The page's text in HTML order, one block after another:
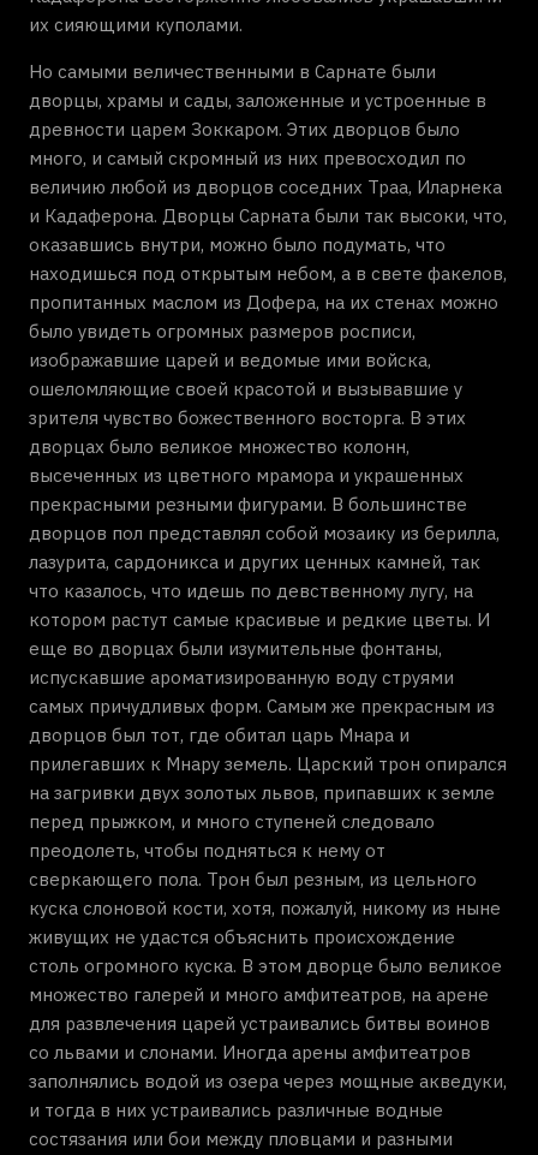
их сияющими куполами.
Но самыми величественными в Сарнате были
дворцы, храмы и сады, заложенные и устроенные в
древности царем Зоккаром. Этих дворцов было
много, и самый скромный из них превосходил по
величию любой из дворцов соседних Траа, Иларнека
и Кадаферона. Дворцы Сарната были так высоки, что,
оказавшись внутри, можно было подумать, что
находишься под открытым небом, а в свете факелов,
пропитанных маслом из Дофера, на их стенах можно
было увидеть огромных размеров росписи,
изображавшие царей и ведомые ими войска,
ошеломляющие своей красотой и вызывавшие у
зрителя чувство божественного восторга. В этих
дворцах было великое множество колонн,
высеченных из цветного мрамора и украшенных
прекрасными резными фигурами. В большинстве
дворцов пол представлял собой мозаику из берилла,
лазурита, сардоникса и других ценных камней, так
что казалось, что идешь по девственному лугу, на
котором растут самые красивые и редкие цветы. И
еще во дворцах были изумительные фонтаны,
испускавшие ароматизированную воду струями
самых причудливых форм. Самым же прекрасным из
дворцов был тот, где обитал царь Мнара и
прилегавших к Мнару земель. Царский трон опирался
на загривки двух золотых львов, припавших к земле
перед прыжком, и много ступеней следовало
преодолеть, чтобы подняться к нему от
сверкающего пола. Трон был резным, из цельного
куска слоновой кости, хотя, пожалуй, никому из ныне
живущих не удастся объяснить происхождение
столь огромного куска. В этом дворце было великое
множество галерей и много амфитеатров, на арене
для развлечения царей устраивались битвы воинов
со львами и слонами. Иногда арены амфитеатров
заполнялись водой из озера через мощные акведуки,
и тогда в них устраивались различные водные
состязания или бои между пловцами и разными